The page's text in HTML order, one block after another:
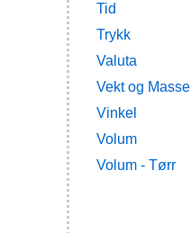
Tid
Trykk
Valuta
Vekt og Masse
Vinkel
Volum
Volum - Tørr